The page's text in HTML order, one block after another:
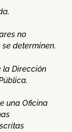
no
determinen.
la Dirección
una Oficina